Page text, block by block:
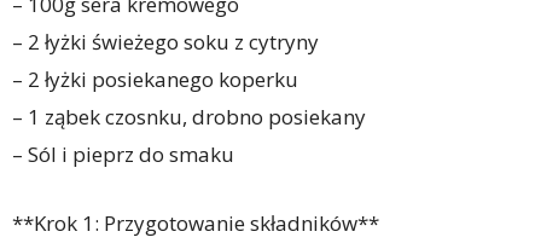
– 2 łyżki świeżego soku z cytryny
– 2 łyżki posiekanego koperku
– 1 ząbek czosnku, drobno posiekany
– Sól i pieprz do smaku
**Krok 1: Przygotowanie składników**